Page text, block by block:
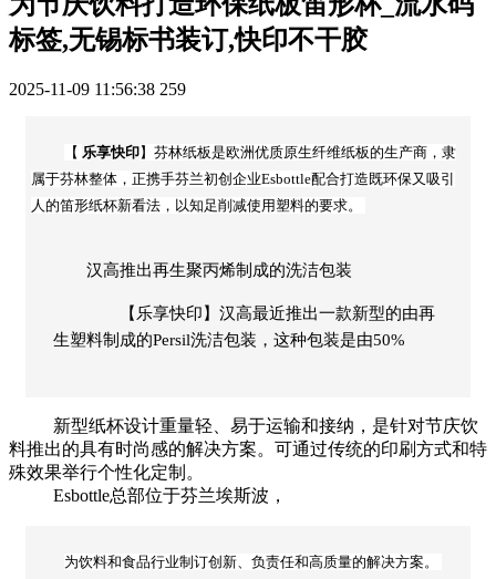
标签,无锡标书装订,快印不干胶
2025-11-09 11:56:38 259
【 乐享快印】芬林纸板是欧洲优质原生纤维纸板的生产商，隶
属于芬林整体，正携手芬兰初创企业Esbottle配合打造既环保又吸引
人的笛形纸杯新看法，以知足削减使用塑料的要求。
汉高推出再生聚丙烯制成的洗洁包装
【乐享快印】汉高最近推出一款新型的由再
生塑料制成的Persil洗洁包装，这种包装是由50%
新型纸杯设计重量轻、易于运输和接纳，是针对节庆饮
料推出的具有时尚感的解决方案。可通过传统的印刷方式和特
殊效果举行个性化定制。
Esbottle总部位于芬兰埃斯波，
为饮料和食品行业制订创新、负责任和高质量的解决方案。